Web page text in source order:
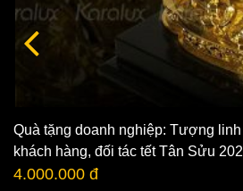
Quà tặng doanh nghiệp: Tượng
khách hàng, đối tác tết Tân Sửu
4.000.000 đ